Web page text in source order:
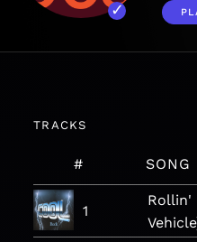
TRACKS
# SONG
1
Rollin'